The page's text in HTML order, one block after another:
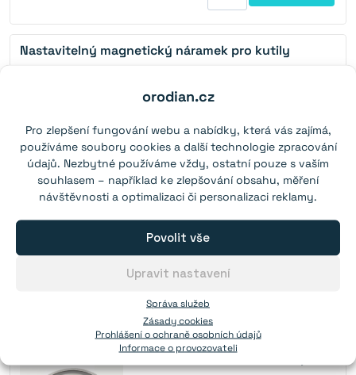
orodian.cz
Pro zlepšení fungování webu a nabídky, která vás zajímá,
používáme soubory cookies a další technologie zpracování
údajů. Nezbytné používáme vždy, ostatní pouze s vaším
souhlasem – například ke zlepšování obsahu, měření
návštěvnosti a optimalizaci či personalizaci reklamy.
Správa služeb
Povolit vše
Upravit nastavení
Zásady cookies
Prohlášení o ochraně osobních údajů
Informace o provozovateli
Nastavitelný magnetický náramek pro kutily
více než 10 skladem Do košíku
Magnet v pouzdře se závitem přes celý magnet